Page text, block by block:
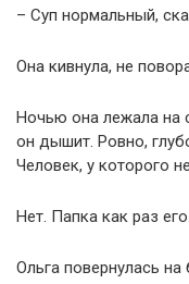
– Суп нормальный,
Она кивнула, не
Ночью она лежала на
он дышит. Ровно,
Человек, у которого
Нет. Папка как раз
Ольга повернулась